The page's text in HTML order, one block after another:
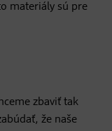
materiály sú pre
zbaviť tak
že naše